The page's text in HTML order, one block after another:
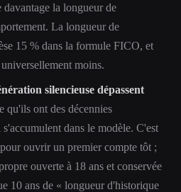
davantage la longueur de
La longueur de
15 % dans la formule FICO, et
moins.
silencieuse dépassent
qu'ils ont des décennies
dans le modèle. C'est
ouvrir un premier compte tôt ;
ouverte à 18 ans et conservée
10 ans de « longueur d'historique